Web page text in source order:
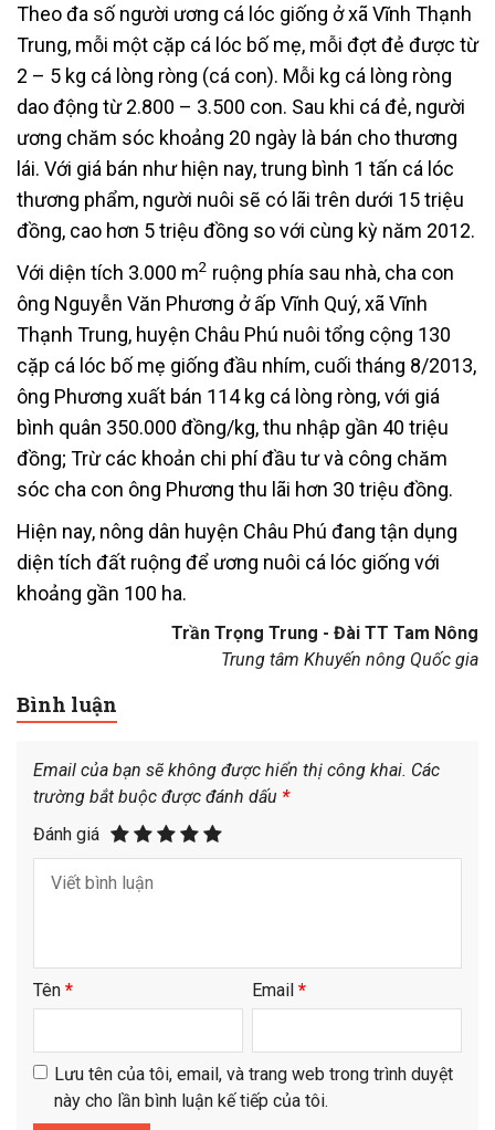
Theo đa số người ương cá lóc giống ở xã Vĩnh Thạnh
Trung, mỗi một cặp cá lóc bố mẹ, mỗi đợt đẻ được từ
2 – 5 kg cá lòng ròng (cá con). Mỗi kg cá lòng ròng
dao động từ 2.800 – 3.500 con. Sau khi cá đẻ, người
ương chăm sóc khoảng 20 ngày là bán cho thương
lái. Với giá bán như hiện nay, trung bình 1 tấn cá lóc
thương phẩm, người nuôi sẽ có lãi trên dưới 15 triệu
đồng, cao hơn 5 triệu đồng so với cùng kỳ năm 2012.
Với diện tích 3.000 m2 ruộng phía sau nhà, cha con
ông Nguyễn Văn Phương ở ấp Vĩnh Quý, xã Vĩnh
Thạnh Trung, huyện Châu Phú nuôi tổng cộng 130
cặp cá lóc bố mẹ giống đầu nhím, cuối tháng 8/2013,
ông Phương xuất bán 114 kg cá lòng ròng, với giá
bình quân 350.000 đồng/kg, thu nhập gần 40 triệu
đồng; Trừ các khoản chi phí đầu tư và công chăm
sóc cha con ông Phương thu lãi hơn 30 triệu đồng.
Hiện nay, nông dân huyện Châu Phú đang tận dụng
diện tích đất ruộng để ương nuôi cá lóc giống với
khoảng gần 100 ha.
Trần Trọng Trung - Đài TT Tam Nông
Trung tâm Khuyến nông Quốc gia
Bình luận
Email của bạn sẽ không được hiển thị công khai. Các
trường bắt buộc được đánh dấu *
Đánh giá
Tên * Email *
Lưu tên của tôi, email, và trang web trong trình duyệt
này cho lần bình luận kế tiếp của tôi.